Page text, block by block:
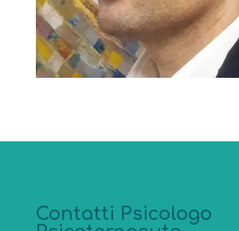
Contatti Psicologo